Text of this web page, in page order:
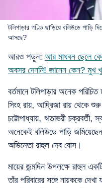
টলিপাড়ার গণ্ডি ছাড়িয়ে বলিউডে পাড়ি
আসছে?
আরও পড়ুন: আর মাধবন ছেলে
অবসর দেননি! জানেন কেন? মুখ
বর্তমানে টলিপাড়ার অনেক পরিচিত
সিংহ রায়, আদ্রিজা রায় থেকে শুরু
চট্টোপাধ্যায়, ঋতাভরী চক্রবর্তী,
অনেকেই বলিউডে পাড়ি
অভিনেতা রাহুল দেব বোস।
মায়ের জন্মদিন উপলক্ষে রাহুল
তাঁর পরিবারের সঙ্গে নায়ককে